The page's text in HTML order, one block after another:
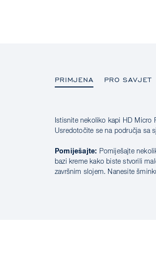
PRIMJENA PRO SAVJET
PRIMJENA
Istisnite nekoliko kapi HD Micro
Usredotočite se na područja sa
Pomiješajte: Pomiješajte
bazi kreme kako biste stvorili
završnim slojem. Nanesite